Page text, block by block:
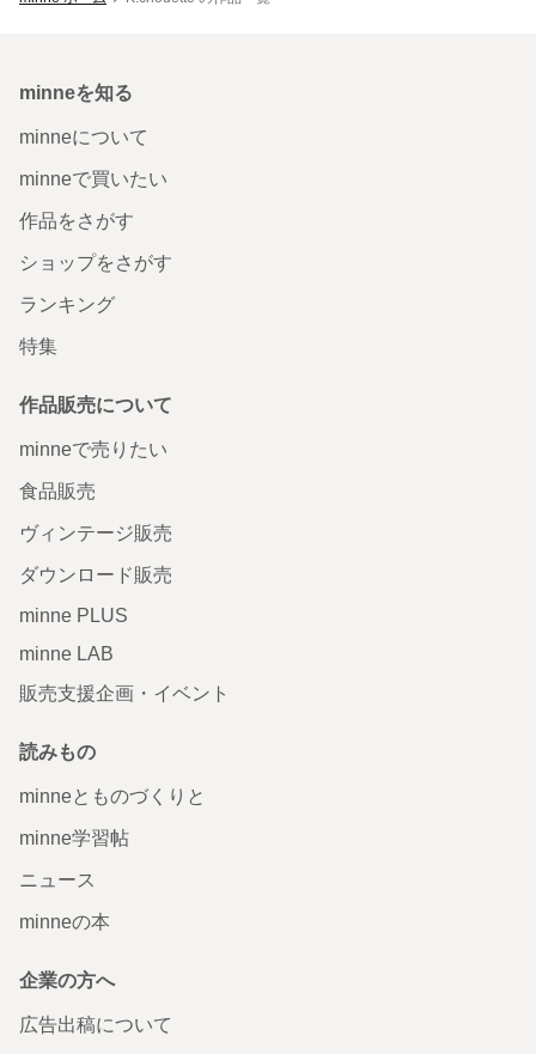
minneを知る
minneについて
minneで買いたい
作品をさがす
ショップをさがす
ランキング
特集
作品販売について
minneで売りたい
食品販売
ヴィンテージ販売
ダウンロード販売
minne PLUS
minne LAB
販売支援企画・イベント
読みもの
minneとものづくりと
minne学習帖
ニュース
minneの本
企業の方へ
広告出稿について